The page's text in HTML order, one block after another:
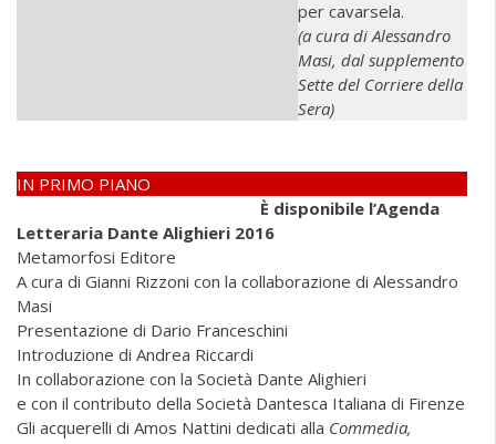
per cavarsela.
(a cura di Alessandro
Masi, dal supplemento
Sette del Corriere della
Sera)
IN PRIMO PIANO
È disponibile l’Agenda
Letteraria Dante Alighieri 2016
Metamorfosi Editore
A cura di Gianni Rizzoni con la collaborazione di Alessandro
Masi
Presentazione di Dario Franceschini
Introduzione di Andrea Riccardi
In collaborazione con la Società Dante Alighieri
e con il contributo della Società Dantesca Italiana di Firenze
Gli acquerelli di Amos Nattini dedicati alla Commedia,